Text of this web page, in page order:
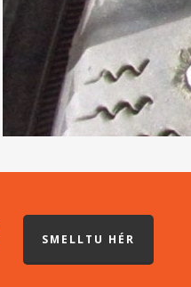
SMELLTU HÉR